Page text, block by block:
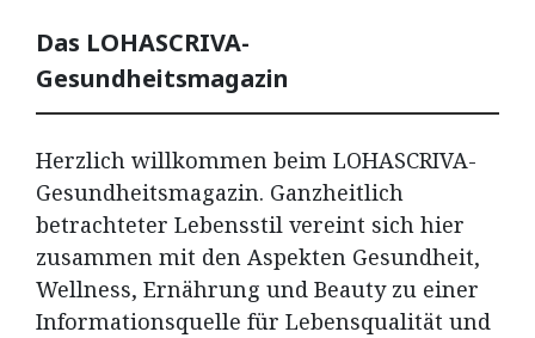
Das LOHASCRIVA-
Gesundheitsmagazin
Herzlich willkommen beim LOHASCRIVA-
Gesundheitsmagazin. Ganzheitlich
betrachteter Lebensstil vereint sich hier
zusammen mit den Aspekten Gesundheit,
Wellness, Ernährung und Beauty zu einer
Informationsquelle für Lebensqualität und